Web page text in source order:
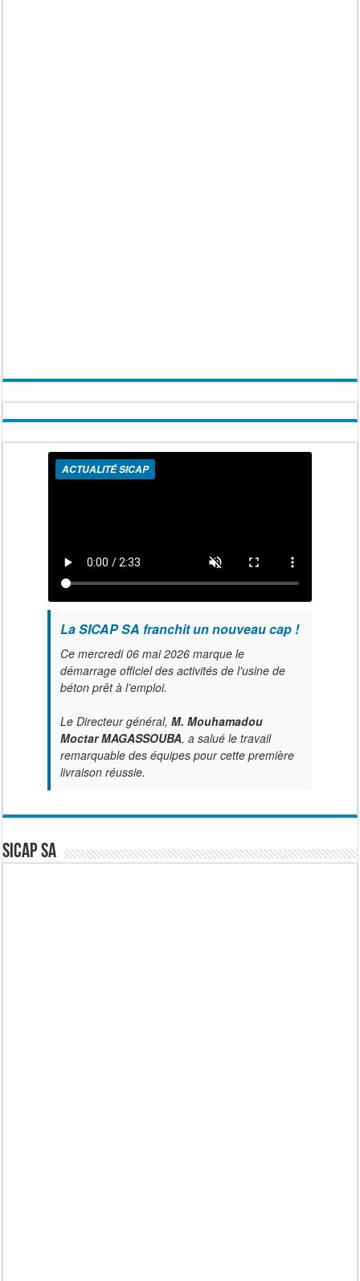
ACTUALITÉ SICAP
La SICAP SA franchit un nouveau cap !
Ce mercredi 06 mai 2026 marque le
démarrage officiel des activités de l'usine de
béton prêt à l’emploi.
Le Directeur général, M. Mouhamadou
Moctar MAGASSOUBA, a salué le travail
remarquable des équipes pour cette première
livraison réussie.
SICAP SA